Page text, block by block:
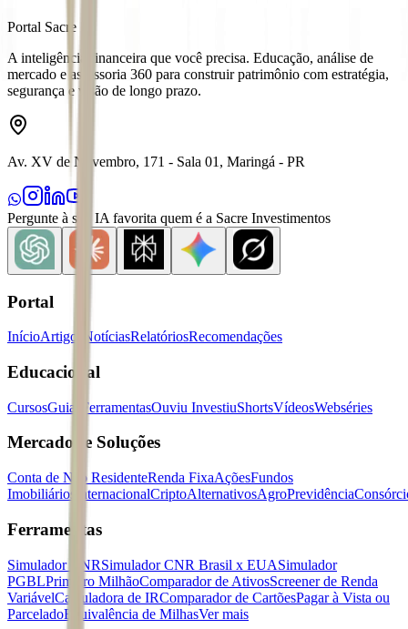
Portal Sacre
A inteligência financeira que você precisa. Educação, análise de
mercado e assessoria 360 para construir patrimônio com estratégia,
segurança e visão de longo prazo.
Av. XV de Novembro, 171 - Sala 01, Maringá - PR
Pergunte à sua IA favorita quem é a Sacre Investimentos
Portal
InícioArtigos NotíciasRelatóriosRecomendações
Educacional
CursosGuias FerramentasOuviu InvestiuShortsVídeosWebséries
Mercados e Soluções
Conta de Não ResidenteRenda FixaAçõesFundos
Imobiliários
InternacionalCriptoAlternativosAgroPrevidência
Ferramentas
Simulador CNRSimulador CNR Brasil x EUASimulador
PGBLPrimeiro MilhãoComparador de AtivosScreener de Renda
VariávelCalculadora de IRComparador de CartõesPagar à Vista ou
ParceladoEquivalência de MilhasVer mais